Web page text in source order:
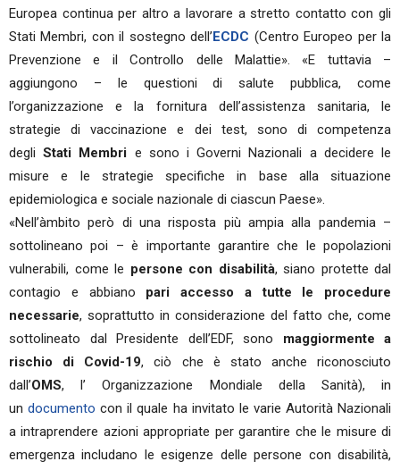
Europea continua per altro a lavorare a stretto contatto con gli
Stati Membri, con il sostegno dell’ECDC (Centro Europeo per la
Prevenzione e il Controllo delle Malattie». «E tuttavia –
aggiungono – le questioni di salute pubblica, come
l’organizzazione e la fornitura dell’assistenza sanitaria, le
strategie di vaccinazione e dei test, sono di competenza
degliStati Membri e sono i Governi Nazionali a decidere le
misure e le strategie specifiche in base alla situazione
epidemiologica e sociale nazionale di ciascun Paese».
«Nell’àmbito però di una risposta più ampia alla pandemia –
sottolineano poi – è importante garantire che le popolazioni
vulnerabili, come le persone con disabilità, siano protette dal
contagio e abbiano pari accesso a tutte le procedure
necessarie, soprattutto in considerazione del fatto che, come
sottolineato dal Presidente dell’EDF, sono maggiormente a
rischio di Covid-19, ciò che è stato anche riconosciuto
dall’OMS, l’ Organizzazione Mondiale della Sanità), in
undocumento con il quale ha invitato le varie Autorità Nazionali
a intraprendere azioni appropriate per garantire che le misure di
emergenza includano le esigenze delle persone con disabilità,